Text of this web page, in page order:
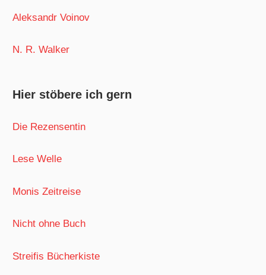
Aleksandr Voinov
N. R. Walker
Hier stöbere ich gern
Die Rezensentin
Lese Welle
Monis Zeitreise
Nicht ohne Buch
Streifis Bücherkiste